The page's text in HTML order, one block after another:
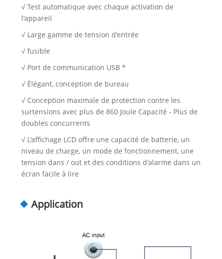
√ Test automatique avec chaque activation de
l'appareil
√ Large gamme de tension d'entrée
√ fusible
√ Port de communication USB *
√ Élégant, conception de bureau
√ Conception maximale de protection contre les
surtensions avec plus de 860 Joule Capacité - Plus de
doubles concurrents
√ L'affichage LCD offre une capacité de batterie, un
niveau de charge, un mode de fonctionnement, une
tension dans / out et des conditions d'alarme dans un
écran facile à lire
Application